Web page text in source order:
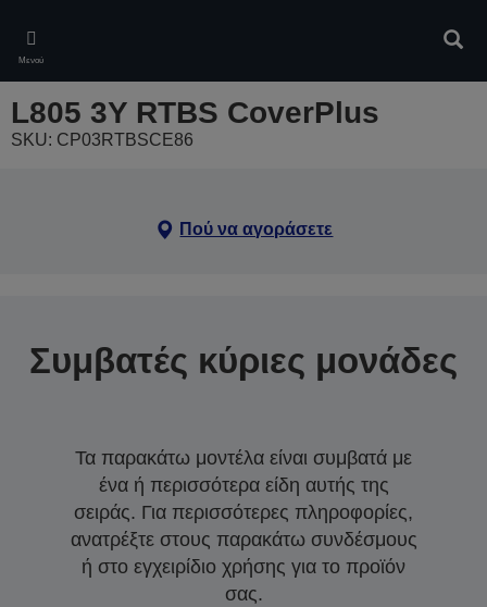
main
content
Μενού
L805 3Y RTBS CoverPlus
SKU: CP03RTBSCE86
Πού να αγοράσετε
Συμβατές κύριες μονάδες
Τα παρακάτω μοντέλα είναι συμβατά με
ένα ή περισσότερα είδη αυτής της
σειράς. Για περισσότερες πληροφορίες,
ανατρέξτε στους παρακάτω συνδέσμους
ή στο εγχειρίδιο χρήσης για το προϊόν
σας.